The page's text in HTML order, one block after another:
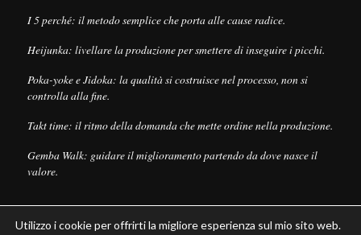
I 5 perché: il metodo semplice che porta alle cause radice.
Heijunka: livellare la produzione per smettere di inseguire i picchi.
Poka-yoke e Jidoka: la qualità si costruisce nel processo, non si
controlla alla fine.
Takt time: il ritmo della domanda che mette ordine nella produzione.
Gemba Walk: guidare il miglioramento partendo da dove nasce il
valore.
Utilizzo i cookie per offrirti la migliore esperienza sul mio sito web.